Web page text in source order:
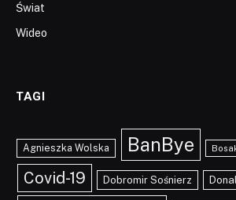
Świat
Wideo
TAGI
Agnieszka Wolska BanBye
Covid-19 Dobromir Sośnierz